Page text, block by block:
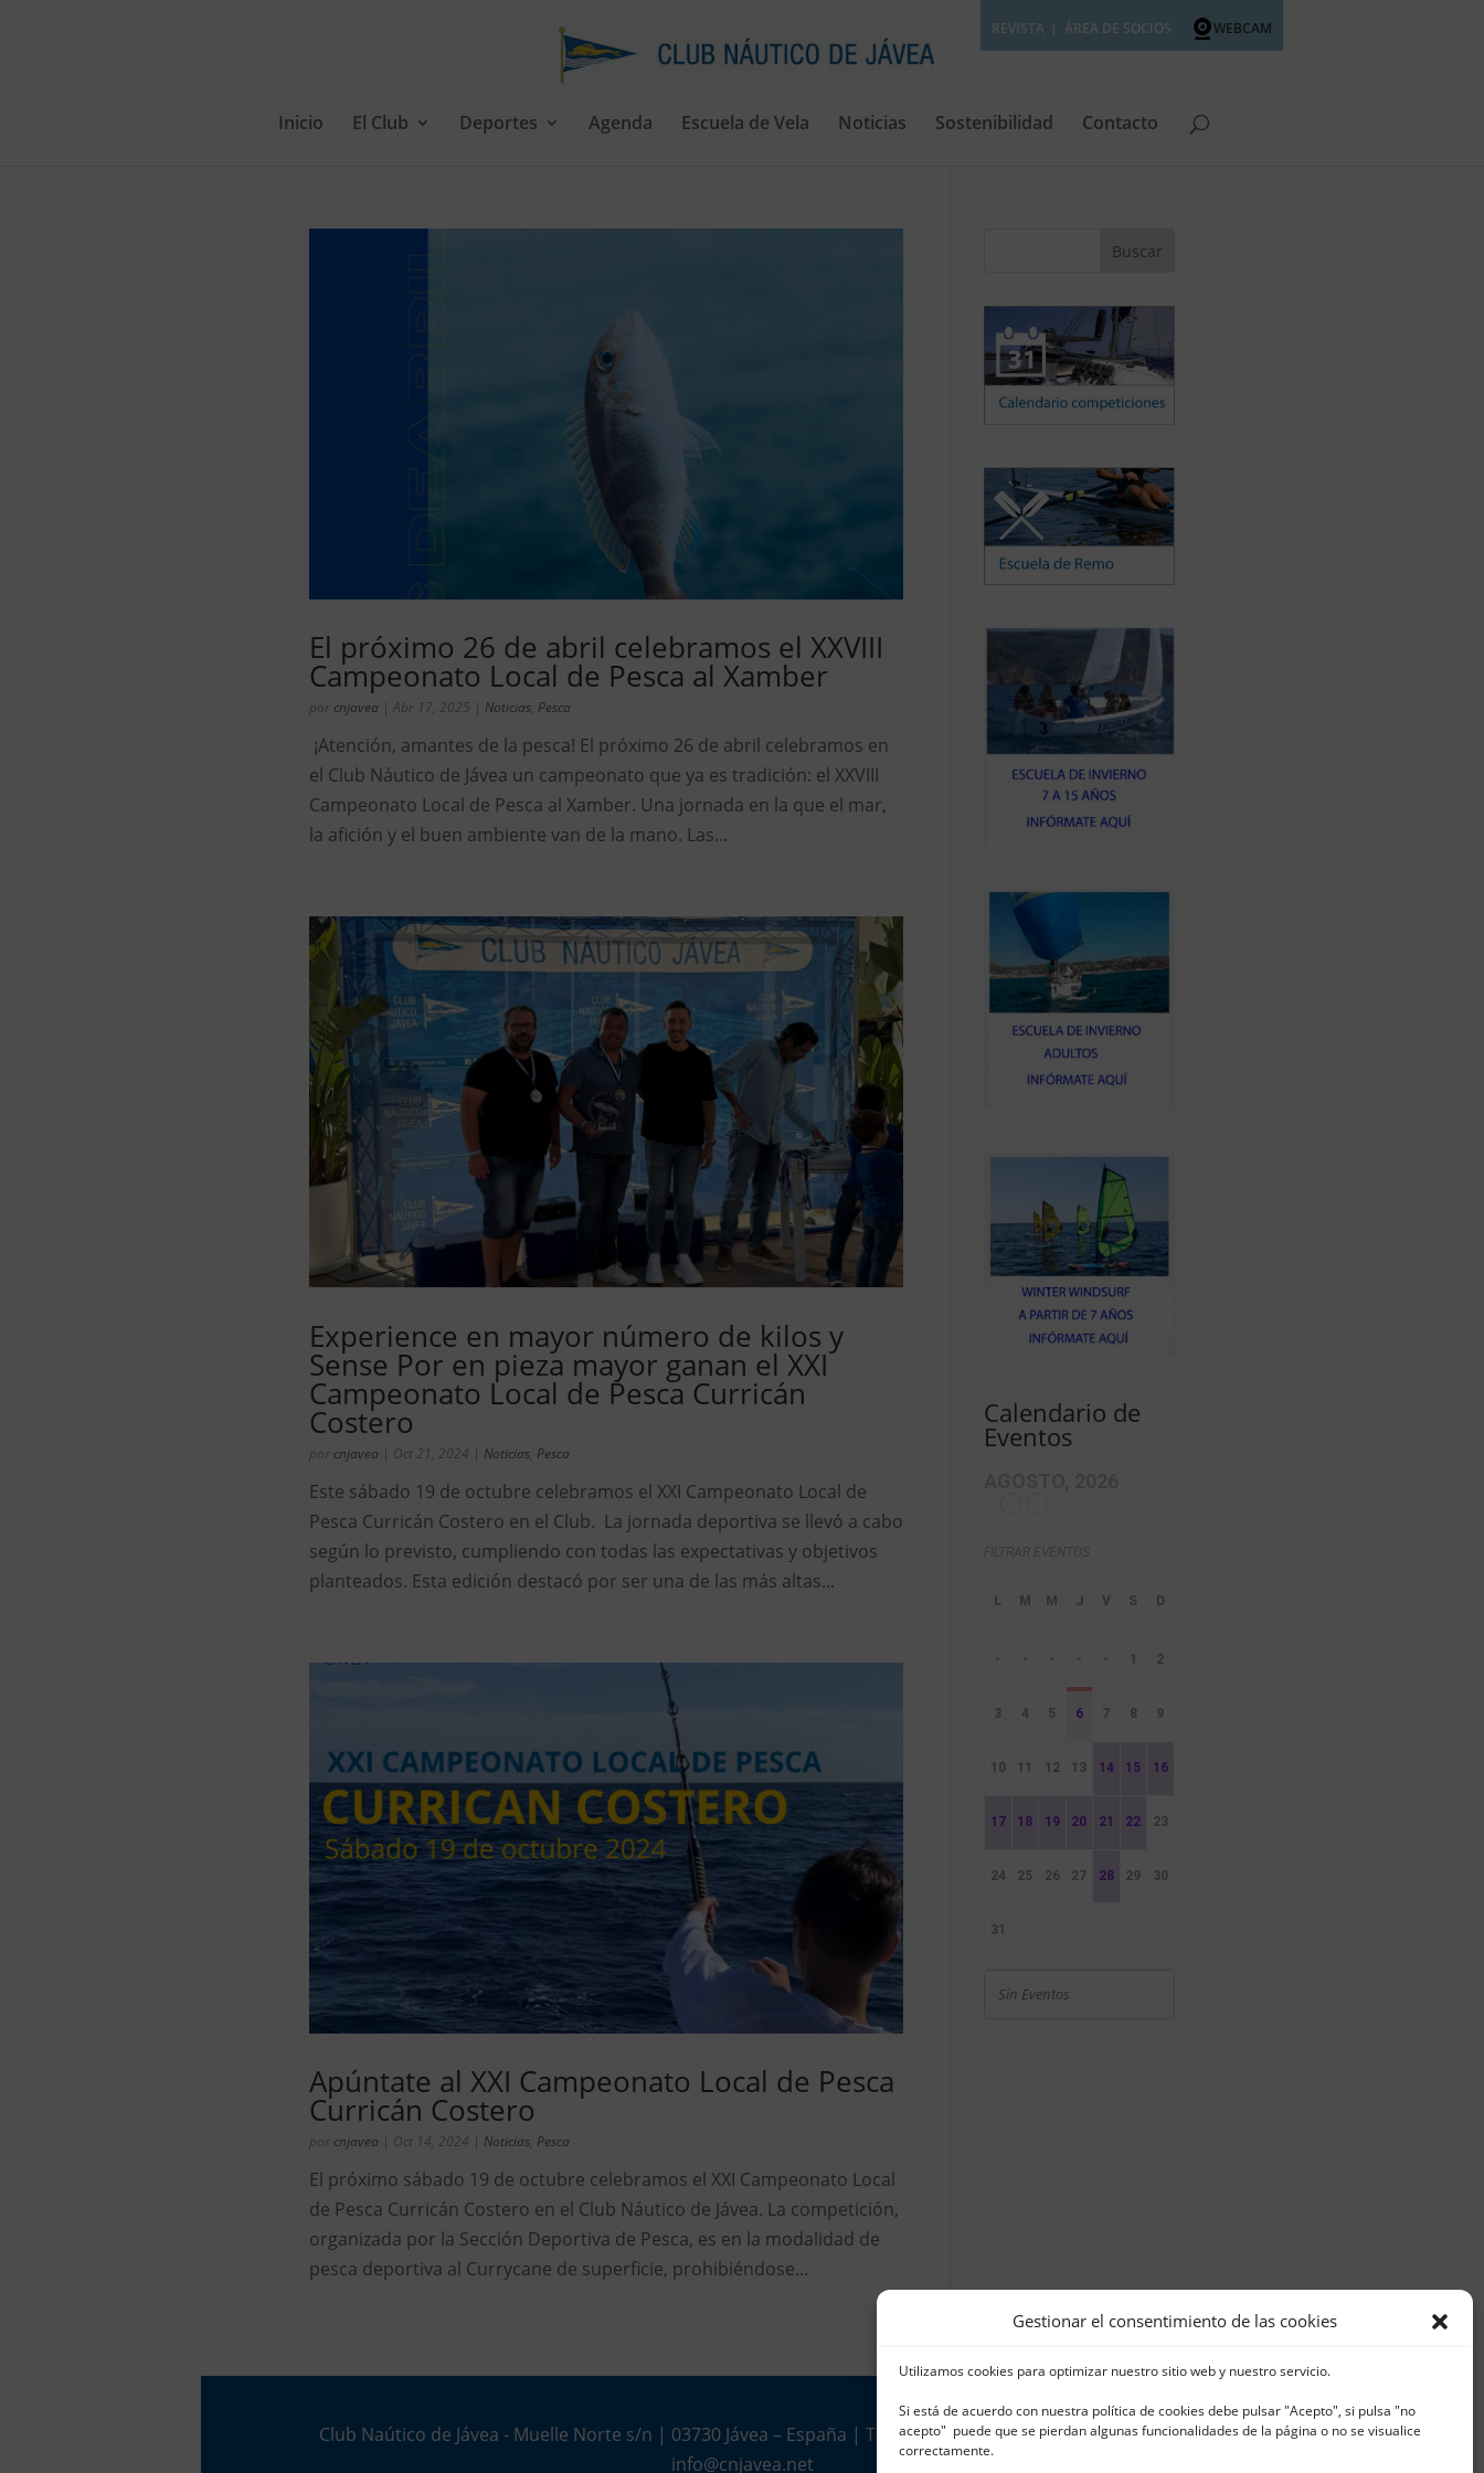
Gestionar el consentimiento de las cookies
Utilizamos cookies para optimizar nuestro sitio web y nuestro servicio.
Si está de acuerdo con nuestra política de cookies debe pulsar "Acepto", si pulsa "no
acepto" puede que se pierdan algunas funcionalidades de la página o no se visualice
correctamente.
REVISTA ÁREA DE SOCIOS WEBCAM
Inicio El Club Deportes Agenda Escuela de Vela Noticias Sostenibilidad Contacto
El próximo 26 de abril celebramos el XXVIII
Campeonato Local de Pesca al Xamber
por cnjavea | Abr 17, 2025 | Noticias Pesca
¡Atención, amantes de la pesca! El próximo 26 de abril celebramos en
el Club Náutico de Jávea un campeonato que ya es tradición: el XXVIII
Campeonato Local de Pesca al Xamber. Una jornada en la que el mar,
la afición y el buen ambiente van de la mano. Las...
Experience en mayor número de kilos y
Sense Por en pieza mayor ganan el XXI
Campeonato Local de Pesca Curricán
Costero
por cnjavea | Oct 21, 2024 | Noticias Pesca
Este sábado 19 de octubre celebramos el XXI Campeonato Local de
Pesca Curricán Costero en el Club. La jornada deportiva se llevó a cabo
según lo previsto, cumpliendo con todas las expectativas y objetivos
planteados. Esta edición destacó por ser una de las más altas...
Apúntate al XXI Campeonato Local de Pesca
Curricán Costero
por cnjavea | Oct 14, 2024 | Noticias Pesca
El próximo sábado 19 de octubre celebramos el XXI Campeonato Local
de Pesca Curricán Costero en el Club Náutico de Jávea. La competición,
organizada por la Sección Deportiva de Pesca, es en la modalidad de
pesca deportiva al Currycane de superficie, prohibiéndose...
Calendario de
Eventos
- - - - - 1 2
3 4 5 6 7 8 9
10 11 12 13 14 15 16
17 18 19 20 21 22 23
24 25 26 27 28 29 30
31
Sin Eventos
Club Naútico de Jávea - Muelle Norte s/n | 03730 Jávea – España | Tel. 965 791 025 | Fax. 965 796 008 |
info@cnjavea.net